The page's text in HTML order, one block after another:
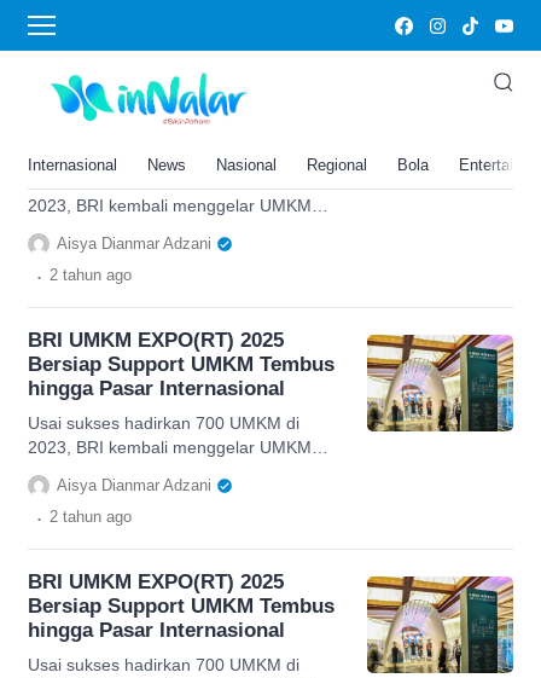
Internasional News Nasional Regional Bola
UMKM EXPO
BRI UMKM EXPO(RT) 2025
Bersiap Support UMKM Tembus
2023, BRI kembali menggelar UMKM
EXPO(RT) 2025 demi lejitkan bisnis
rakyat di tingkat pasar internasional.
Aisya Dianmar Adzani
. 2 tahun ago
BRI UMKM EXPO(RT) 2025
Bersiap Support UMKM Tembus
hingga Pasar Internasional
Usai sukses hadirkan 700 UMKM di
2023, BRI kembali menggelar UMKM
EXPO(RT) 2025 demi lejitkan bisnis
rakyat di tingkat pasar internasional.
Aisya Dianmar Adzani
. 2 tahun ago
BRI UMKM EXPO(RT) 2025
Bersiap Support UMKM Tembus
hingga Pasar Internasional
Usai sukses hadirkan 700 UMKM di